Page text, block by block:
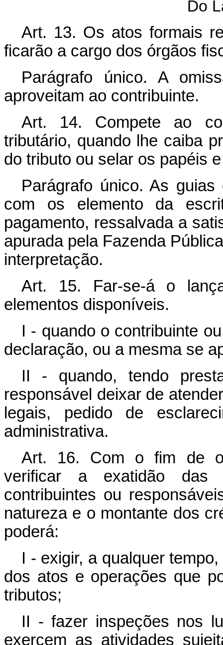
Do
Art. 13. Os atos formais
ficarão a cargo dos órgãos
Parágrafo único. A
aproveitam ao contribuinte.
Art. 14. Compete ao
tributário, quando lhe caiba
do tributo ou selar os papéis
Parágrafo único. As
com os elemento da
pagamento, ressalvada a
apurada pela Fazenda
interpretação.
Art. 15. Far-se-á o
elementos disponíveis.
I - quando o contribuinte
declaração, ou a mesma se
II - quando, tendo
responsável deixar de
legais, pedido de
administrativa.
Art. 16. Com o fim de
verificar a exatidão das
contribuintes ou
natureza e o montante dos
poderá:
I - exigir, a qualquer
dos atos e operações que
tributos;
II - fazer inspeções nos
exercem as atividades